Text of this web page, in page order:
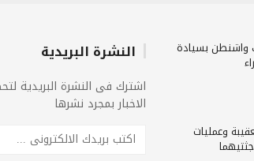
واشنطن بسيادة
وعمليات
النشرة البريدية
اشترك فى النشرة البريدية
الاخبار بمجرد نشرها